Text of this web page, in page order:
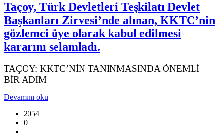
Taçoy, Türk Devletleri Teşkilatı Devlet
Başkanları Zirvesi’nde alınan, KKTC’nin
gözlemci üye olarak kabul edilmesi
kararını selamladı.
TAÇOY: KKTC’NİN TANINMASINDA ÖNEMLİ
BİR ADIM
Devamını oku
2054
0